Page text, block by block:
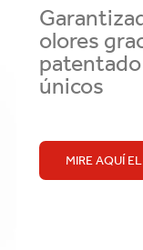
olores
únicos
MIRE AQUÍ